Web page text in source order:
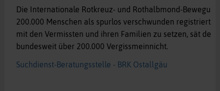
Die Internationale Rotkreuz- und Rothalbmond-
200.000 Menschen als spurlos verschwunden registriert.
mit den Vermissten und ihren Familien zu setzen, sät der
bundesweit über 200.000 Vergissmeinnicht.
Suchdienst-Beratungsstelle - BRK Ostallgäu